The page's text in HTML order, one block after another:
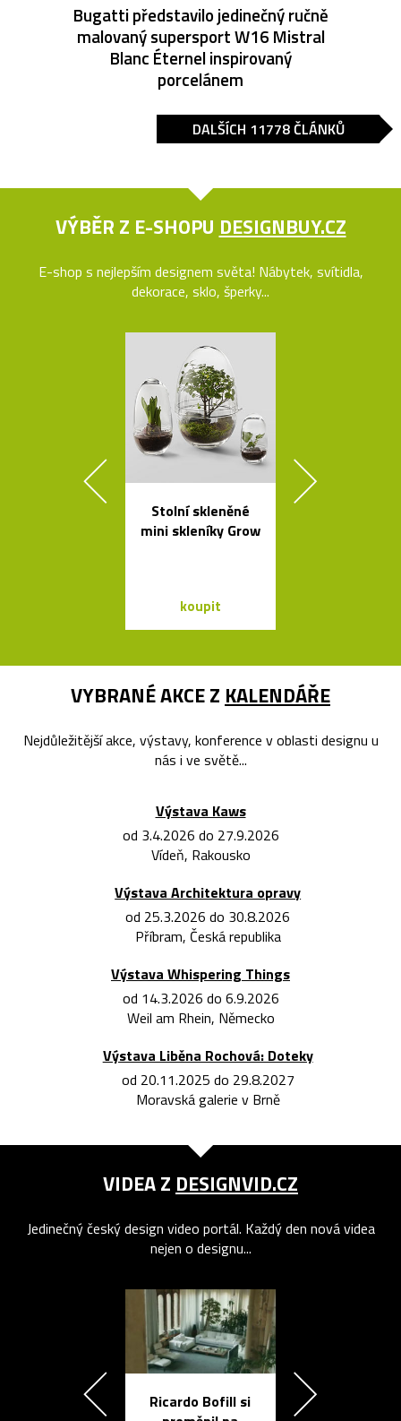
Bugatti představilo jedinečný ručně
malovaný supersport W16 Mistral
Blanc Éternel inspirovaný
porcelánem
DALŠÍCH 11778 ČLÁNKŮ
VÝBĚR Z E-SHOPU DESIGNBUY.CZ
E-shop s nejlepším designem světa! Nábytek, svítidla,
dekorace, sklo, šperky...
Stolní skleněné
mini skleníky Grow
koupit
VYBRANÉ AKCE Z KALENDÁŘE
Nejdůležitější akce, výstavy, konference v oblasti designu u
nás i ve světě...
Výstava Kaws
od 3.4.2026 do 27.9.2026
Vídeň, Rakousko
Výstava Architektura opravy
od 25.3.2026 do 30.8.2026
Příbram, Česká republika
Výstava Whispering Things
od 14.3.2026 do 6.9.2026
Weil am Rhein, Německo
Výstava Liběna Rochová: Doteky
od 20.11.2025 do 29.8.2027
Moravská galerie v Brně
VIDEA Z DESIGNVID.CZ
Jedinečný český design video portál. Každý den nová videa
nejen o designu...
Ricardo Bofill si